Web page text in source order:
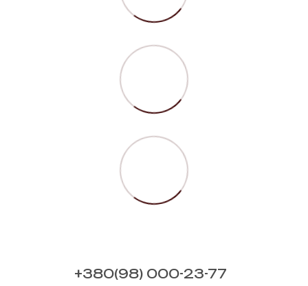
+380(98) 000-23-77